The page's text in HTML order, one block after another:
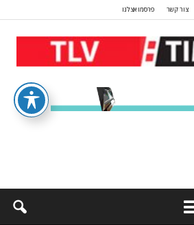
צור קשר פרסמו אצלנו